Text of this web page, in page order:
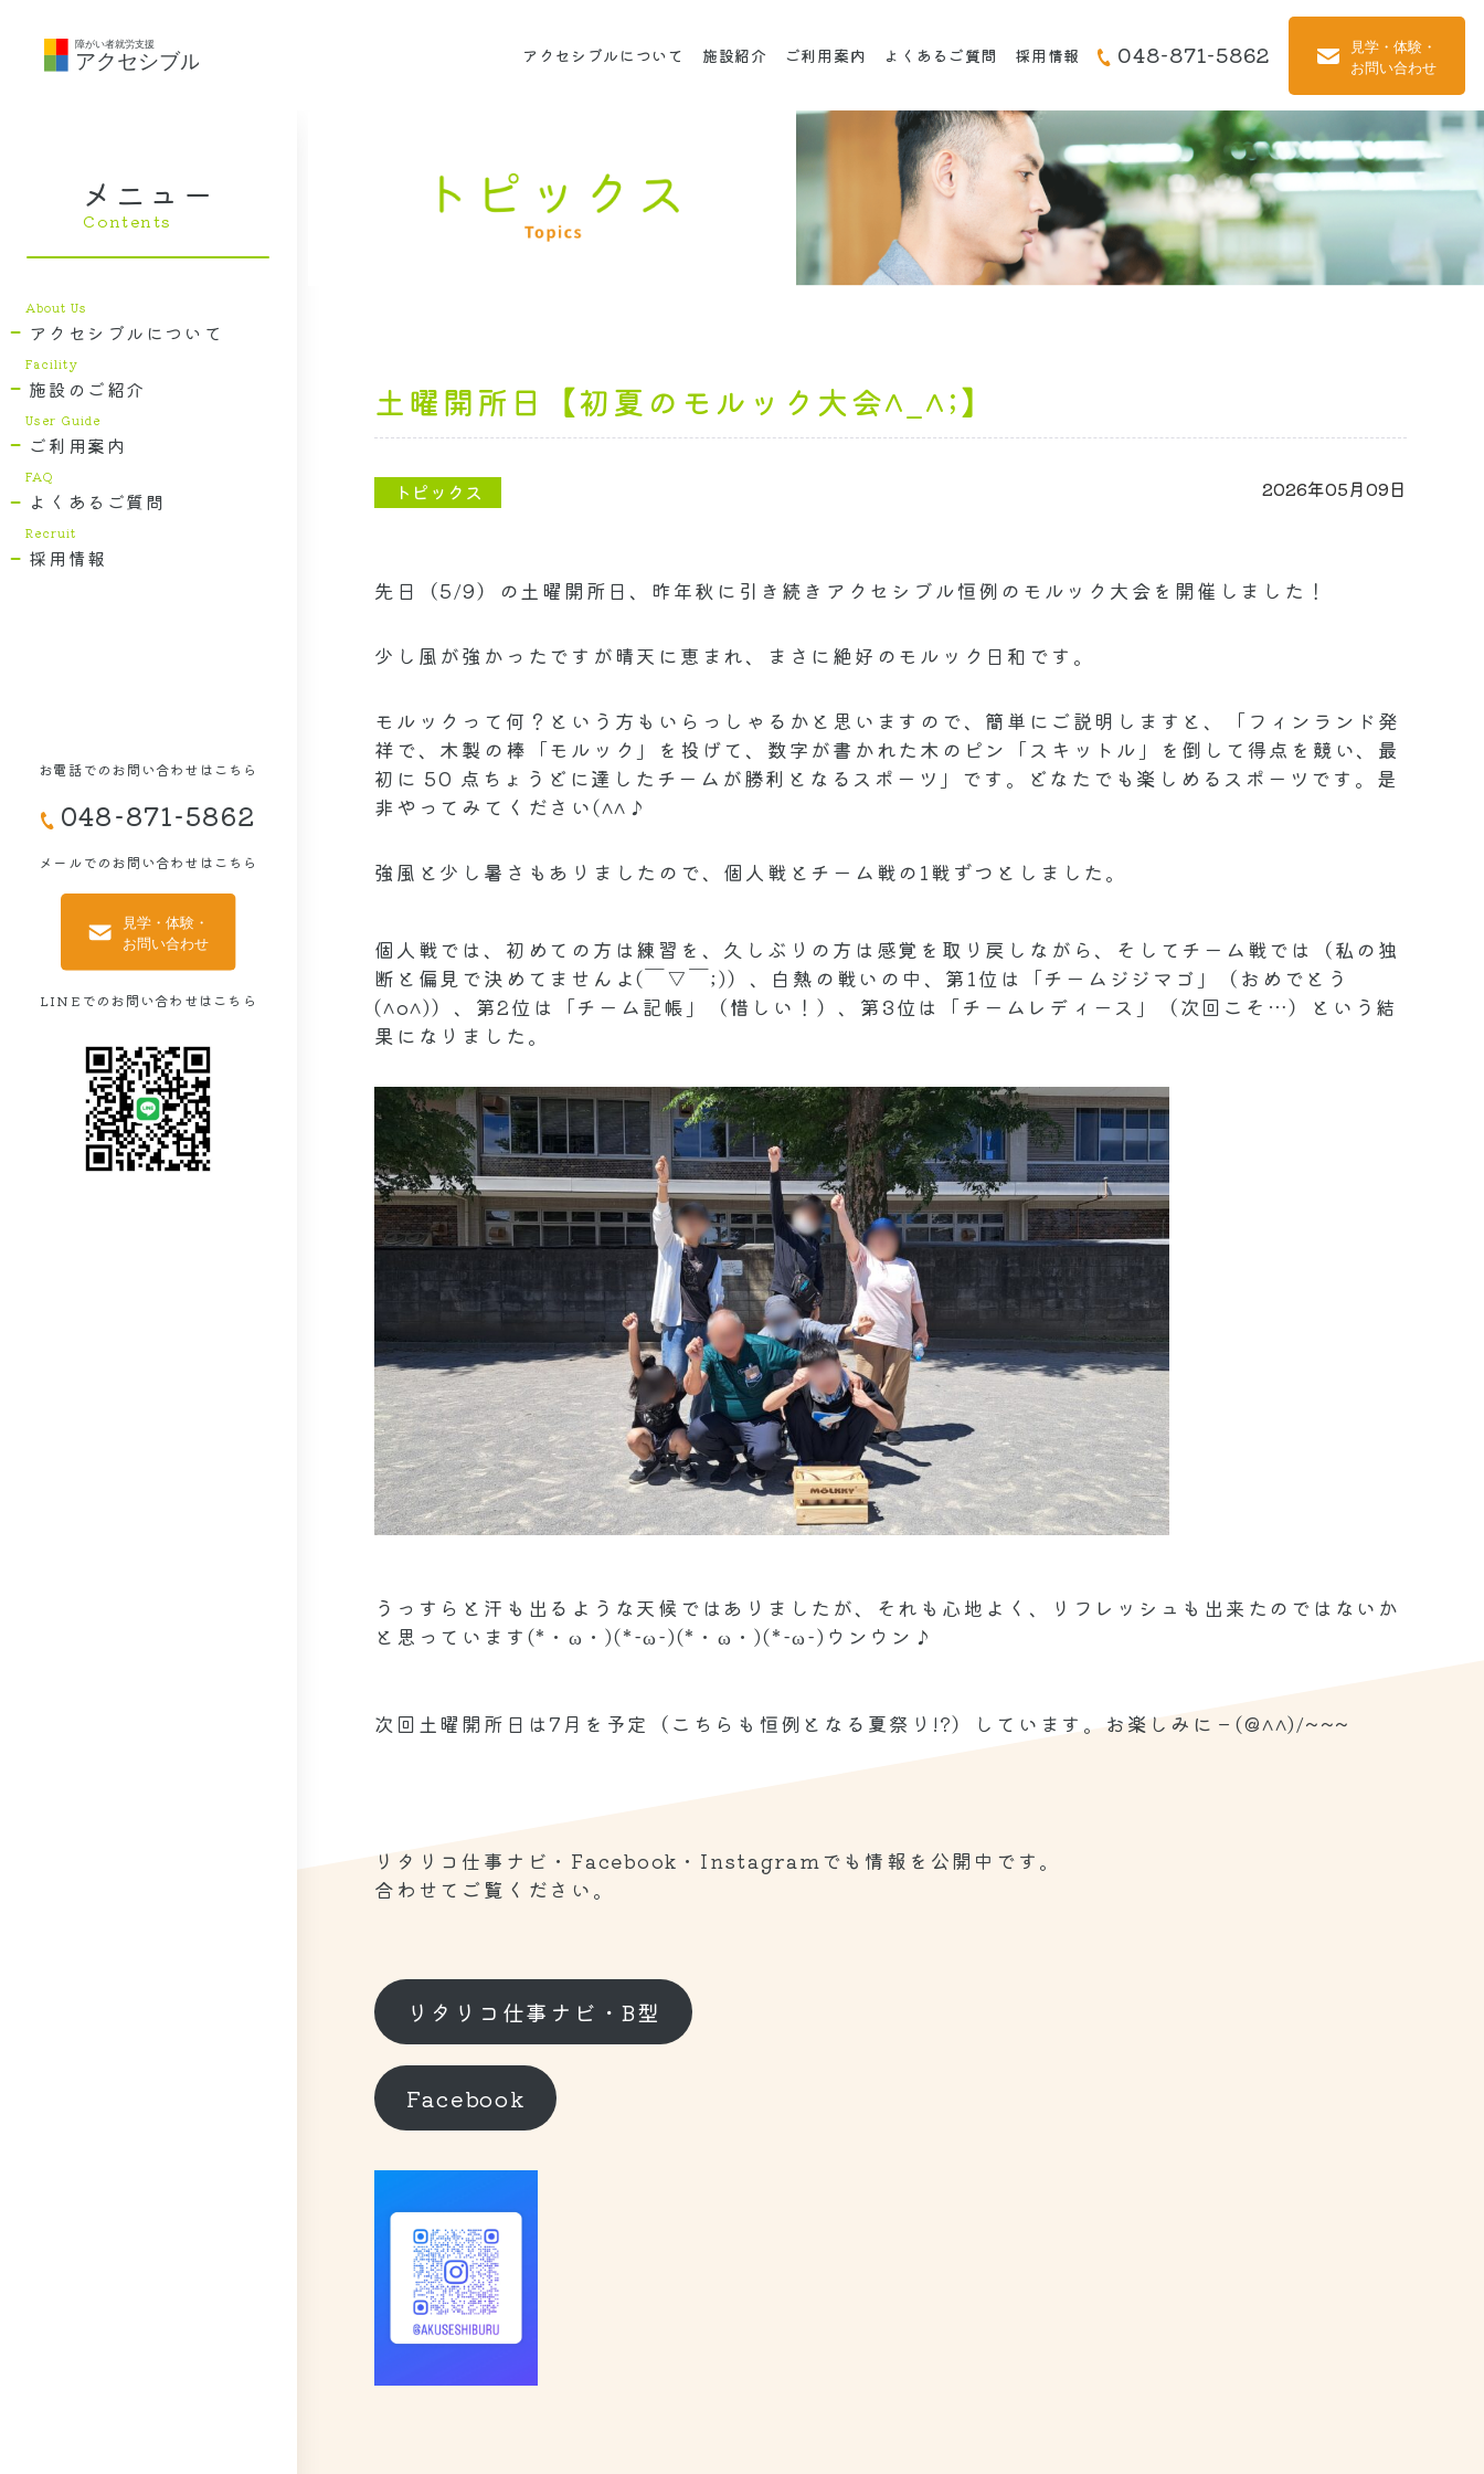
アクセシブルについて 施設紹介 ご利用案内 よくあるご質問 採用情報 048-871-5862
メニュー
アクセシブルについて
施設のご紹介
ご利用案内
よくあるご質問
採用情報
お電話でのお問い合わせはこちら
048-871-5862
メールでのお問い合わせはこちら
LINEでのお問い合わせはこちら
土曜開所日【初夏のモルック大会^_^;】
トピックス 2026年05月09日
先日（5/9）の土曜開所日、昨年秋に引き続きアクセシブル恒例のモルック大会を開催しました！
少し風が強かったですが晴天に恵まれ、まさに絶好のモルック日和です。
モルックって何？という方もいらっしゃるかと思いますので、簡単にご説明しますと、「フィンランド発
祥で、木製の棒「モルック」を投げて、数字が書かれた木のピン「スキットル」を倒して得点を競い、最
初に 50 点ちょうどに達したチームが勝利となるスポーツ」です。どなたでも楽しめるスポーツです。是
非やってみてください(^^♪
強風と少し暑さもありましたので、個人戦とチーム戦の1戦ずつとしました。
個人戦では、初めての方は練習を、久しぶりの方は感覚を取り戻しながら、そしてチーム戦では（私の独
断と偏見で決めてませんよ(￣▽￣;)）、白熱の戦いの中、第1位は「チームジジマゴ」（おめでとう
(^o^)）、第2位は「チーム記帳」（惜しい！）、第3位は「チームレディース」（次回こそ…）という結
果になりました。
うっすらと汗も出るような天候ではありましたが、それも心地よく、リフレッシュも出来たのではないか
と思っています(*・ω・)(*-ω-)(*・ω・)(*-ω-)ウンウン♪
次回土曜開所日は7月を予定（こちらも恒例となる夏祭り!?）しています。お楽しみに－(@^^)/~~~
リタリコ仕事ナビ・Facebook・Instagramでも情報を公開中です。
合わせてご覧ください。
リタリコ仕事ナビ・B型
Facebook